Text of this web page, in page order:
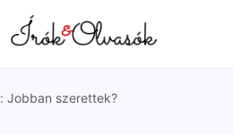
Jobban szerettek?